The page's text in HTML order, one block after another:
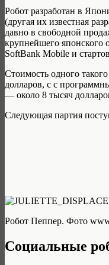
Робот разработан в
(другая их известная
давно в свободной
крупнейшего японского
SoftBank Mobile и
Стоимость одного
долларов, с с
— около 8 тысяч
Следующая партия
Робот Пеппер. Фото
Социальные